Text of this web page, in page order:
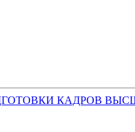
КАДРОВ